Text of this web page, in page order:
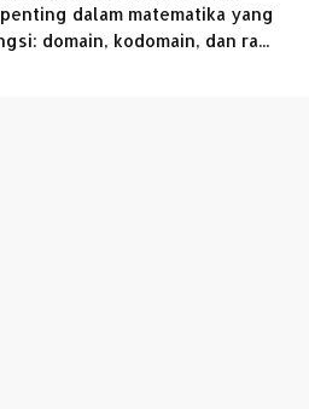
dalam matematika yang
domain, kodomain, dan ra...